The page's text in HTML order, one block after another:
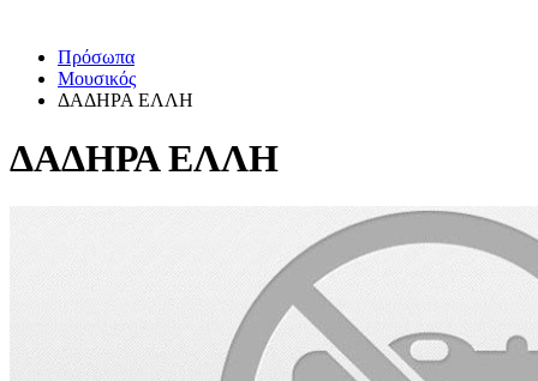
Πρόσωπα
Μουσικός
ΔΑΔΗΡΑ ΕΛΛΗ
ΔΑΔΗΡΑ ΕΛΛΗ